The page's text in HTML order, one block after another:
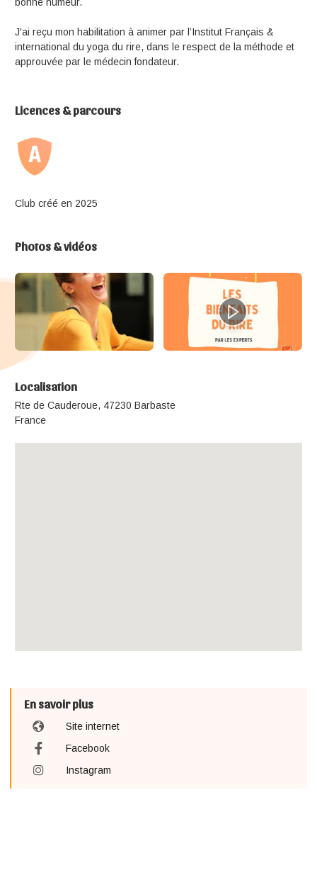
J'ai reçu mon habilitation à animer par l’Institut Français &
international du yoga du rire, dans le respect de la méthode et
approuvée par le médecin fondateur.
Licences & parcours
Club créé en 2025
Photos & vidéos
Localisation
Rte de Cauderoue, 47230 Barbaste
France
En savoir plus
Site internet
Facebook
Instagram